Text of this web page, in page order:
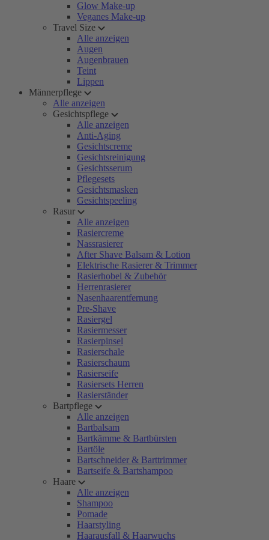
Glow Make-up
Veganes Make-up
Travel Size
Alle anzeigen
Augen
Augenbrauen
Teint
Lippen
Männerpflege
Alle anzeigen
Gesichtspflege
Alle anzeigen
Anti-Aging
Gesichtscreme
Gesichtsreinigung
Gesichtsserum
Pflegesets
Gesichtsmasken
Gesichtspeeling
Rasur
Alle anzeigen
Rasiercreme
Nassrasierer
After Shave Balsam & Lotion
Elektrische Rasierer & Trimmer
Rasierhobel & Zubehör
Herrenrasierer
Nasenhaarentfernung
Pre-Shave
Rasiergel
Rasiermesser
Rasierpinsel
Rasierschale
Rasierschaum
Rasierseife
Rasiersets Herren
Rasierständer
Bartpflege
Alle anzeigen
Bartbalsam
Bartkämme & Bartbürsten
Bartöle
Bartschneider & Barttrimmer
Bartseife & Bartshampoo
Haare
Alle anzeigen
Shampoo
Pomade
Haarstyling
Haarausfall & Haarwuchs